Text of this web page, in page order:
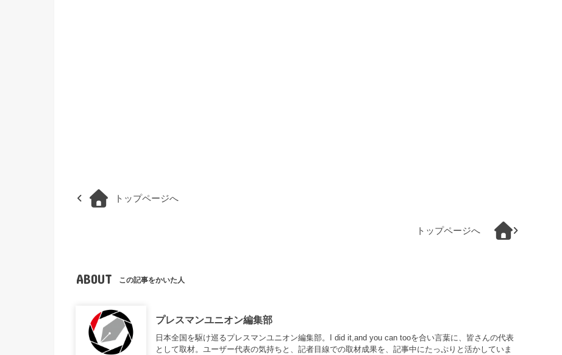
トップページへ
トップページへ
ABOUT この記事をかいた人
プレスマンユニオン編集部
日本全国を駆け巡るプレスマンユニオン編集部。I did it,and you can tooを合い言葉に、皆さんの代表
として取材。ユーザー代表の気持ちと、記者目線での取材成果を、記事中にたっぷりと活かしていま